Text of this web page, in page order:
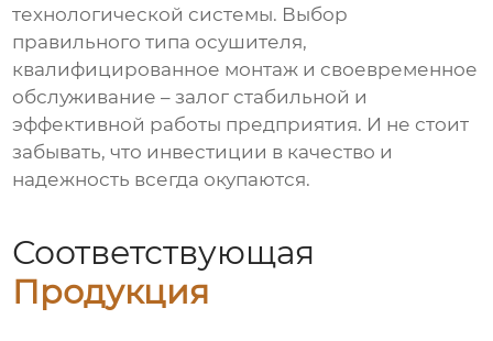
технологической системы. Выбор
правильного типа осушителя,
квалифицированное монтаж и своевременное
обслуживание – залог стабильной и
эффективной работы предприятия. И не стоит
забывать, что инвестиции в качество и
надежность всегда окупаются.
Соответствующая
Продукция